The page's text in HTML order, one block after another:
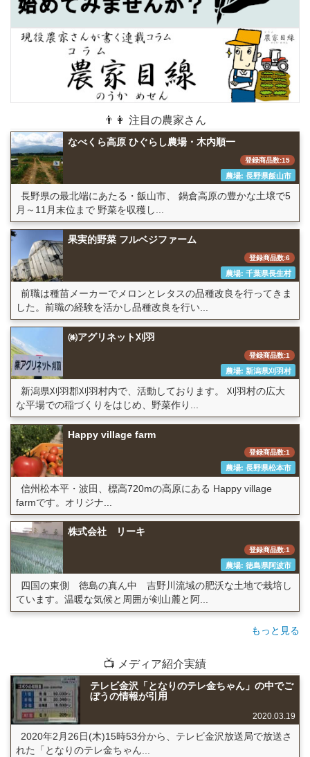
👨👩 注目の農家さん
なべくら高原 ひぐらし農場・木内順一
登録商品数:15
農場: 長野県飯山市
長野県の最北端にあたる・飯山市、 鍋倉高原の豊かな土壌で5
月～11月末位まで 野菜を収穫し...
果実的野菜 フルベジファーム
登録商品数:6
農場: 千葉県長生村
前職は種苗メーカーでメロンとレタスの品種改良を行ってきま
した。前職の経験を活かし品種改良を行い...
㈱アグリネット刈羽
登録商品数:1
農場: 新潟県刈羽村
新潟県刈羽郡刈羽村内で、活動しております。 刈羽村の広大
な平場での稲づくりをはじめ、野菜作り...
Happy village farm
登録商品数:1
農場: 長野県松本市
信州松本平・波田、標高720mの高原にある Happy village
farmです。オリジナ...
株式会社 リーキ
登録商品数:1
農場: 徳島県阿波市
四国の東側 徳島の真ん中 吉野川流域の肥沃な土地で栽培し
ています。温暖な気候と周囲が剣山麓と阿...
もっと見る
📺 メディア紹介実績
テレビ金沢「となりのテレ金ちゃん」の中でご
ぼうの情報が引用
2020.03.19
2020年2月26日(木)15時53分から、テレビ金沢放送局で放送さ
れた「となりのテレ金ちゃん...